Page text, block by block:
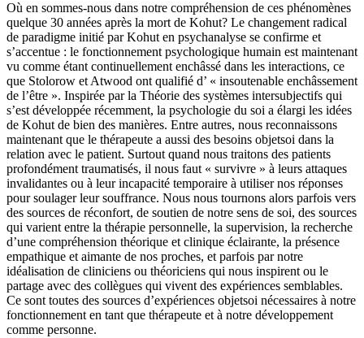
Où en sommes-nous dans notre compréhension de ces phénomènes
quelque 30 années après la mort de Kohut? Le changement radical
de paradigme initié par Kohut en psychanalyse se confirme et
s’accentue : le fonctionnement psychologique humain est maintenant
vu comme étant continuellement enchâssé dans les interactions, ce
que Stolorow et Atwood ont qualifié d’ « insoutenable enchâssement
de l’être ». Inspirée par la Théorie des systèmes intersubjectifs qui
s’est développée récemment, la psychologie du soi a élargi les idées
de Kohut de bien des manières. Entre autres, nous reconnaissons
maintenant que le thérapeute a aussi des besoins objetsoi dans la
relation avec le patient. Surtout quand nous traitons des patients
profondément traumatisés, il nous faut « survivre » à leurs attaques
invalidantes ou à leur incapacité temporaire à utiliser nos réponses
pour soulager leur souffrance. Nous nous tournons alors parfois vers
des sources de réconfort, de soutien de notre sens de soi, des sources
qui varient entre la thérapie personnelle, la supervision, la recherche
d’une compréhension théorique et clinique éclairante, la présence
empathique et aimante de nos proches, et parfois par notre
idéalisation de cliniciens ou théoriciens qui nous inspirent ou le
partage avec des collègues qui vivent des expériences semblables.
Ce sont toutes des sources d’expériences objetsoi nécessaires à notre
fonctionnement en tant que thérapeute et à notre développement
comme personne.